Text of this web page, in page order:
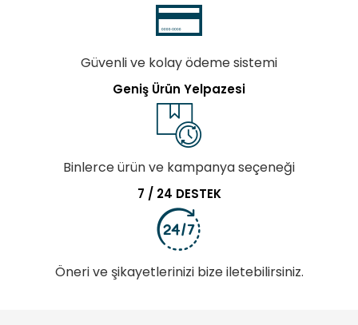
Güvenli ve kolay ödeme sistemi
Geniş Ürün Yelpazesi
Binlerce ürün ve kampanya seçeneği
7 / 24 DESTEK
Öneri ve şikayetlerinizi bize iletebilirsiniz.